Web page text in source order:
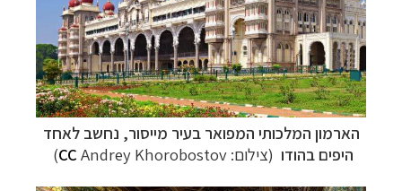
הארמון המלכותי המפואר בעיר מייסור, נחשב לאחד
היפים בהודו (צילום: CC Andrey Khorobostov
)
תכנוןטיולים למזרח הרחוקלחצו לרשימת יעדים »
תכנוןטיולים לפולינזיה הצרפתיתלחצו לפרטים »
תכנוןטיולים לאוסטרליה וניו זילנד לחצו לרשימת
ההצעות »